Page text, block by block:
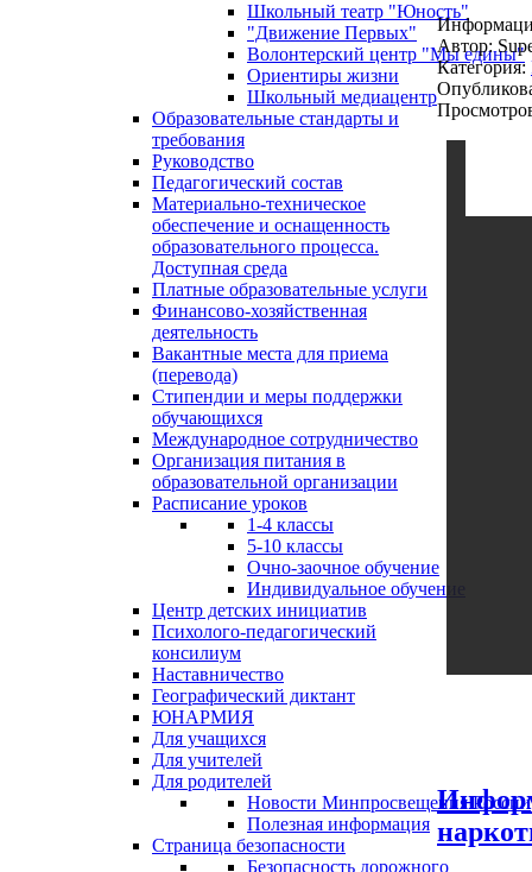
Школьный театр "Юность"
"Движение Первых"
Волонтерский центр "Мы едины"
Ориентиры жизни
Школьный медиацентр
Образовательные стандарты и
требования
Руководство
Педагогический состав
Материально-техническое
обеспечение и оснащенность
образовательного процесса.
Доступная среда
Платные образовательные услуги
Финансово-хозяйственная
деятельность
Вакантные места для приема
(перевода)
Стипендии и меры поддержки
обучающихся
Международное сотрудничество
Организация питания в
образовательной организации
Расписание уроков
1-4 классы
5-10 классы
Очно-заочное обучение
Индивидуальное обучение
Центр детских инициатив
Психолого-педагогический
консилиум
Наставничество
Географический диктант
ЮНАРМИЯ
Для учащихся
Для учителей
Для родителей
Новости Минпросвещения России
Полезная информация
Страница безопасности
Безопасность дорожного
Автор:
Категория: